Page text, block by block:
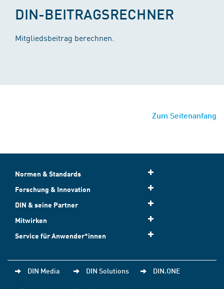
DIN-BEITRAGSRECHNER
Mitgliedsbeitrag berechnen.
Zum Seitenanfang
Normen & Standards
Forschung & Innovation
DIN & seine Partner
Mitwirken
Service für Anwender*innen
DIN Media DIN Solutions DIN.ONE